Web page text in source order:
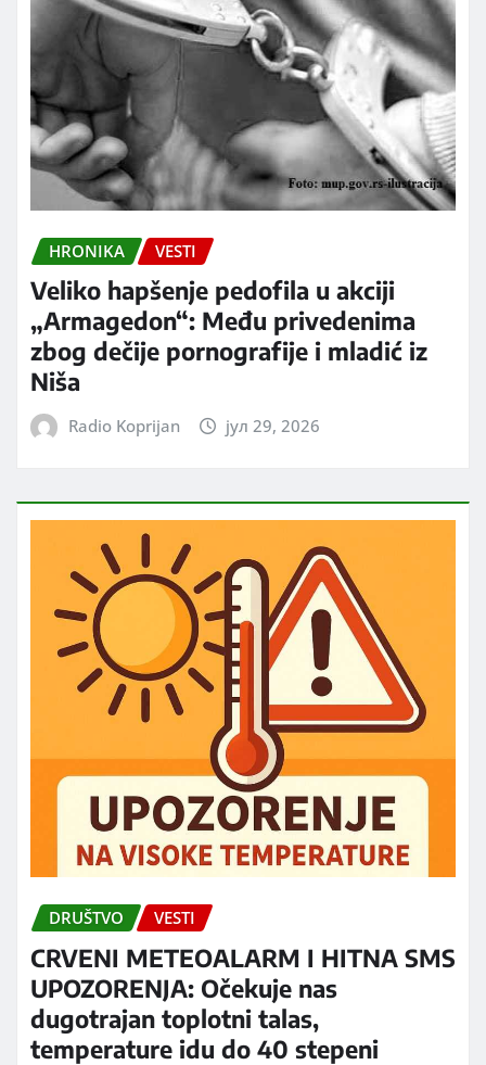
HRONIKA VESTI
Veliko hapšenje pedofila u akciji
„Armagedon“: Među privedenima
zbog dečije pornografije i mladić iz
Niša
Radio Koprijan јул 29, 2026
DRUŠTVO VESTI
CRVENI METEOALARM I HITNA SMS
UPOZORENJA: Očekuje nas
dugotrajan toplotni talas,
temperature idu do 40 stepeni